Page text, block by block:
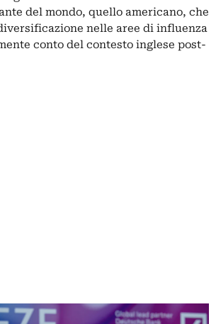
del mondo, quello americano, che
nelle aree di influenza
conto del contesto inglese post-